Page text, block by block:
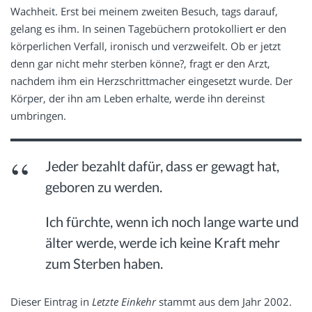
Wachheit. Erst bei meinem zweiten Besuch, tags darauf,
gelang es ihm. In seinen Tagebüchern protokolliert er den
körperlichen Verfall, ironisch und verzweifelt. Ob er jetzt
denn gar nicht mehr sterben könne?, fragt er den Arzt,
nachdem ihm ein Herzschrittmacher eingesetzt wurde. Der
Körper, der ihn am Leben erhalte, werde ihn dereinst
umbringen.
Jeder bezahlt dafür, dass er gewagt hat,
geboren zu werden.
Ich fürchte, wenn ich noch lange warte und
älter werde, werde ich keine Kraft mehr
zum Sterben haben.
Dieser Eintrag in Letzte Einkehrstammt aus dem Jahr 2002.